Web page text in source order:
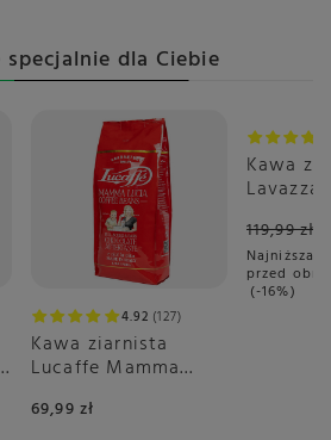
dla Ciebie
4.92 127
Kawa ziarnista
Lucaffe Mamma
69,99 zł
Kawa
Lavazza
119,99 zł
Najniższa
przed
-16%